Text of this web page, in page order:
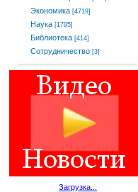
Экономика [4719]
Наука [1795]
Библиотека [414]
Сотрудничество [3]
Загрузка...